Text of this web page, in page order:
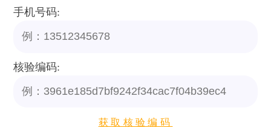
手机号码:
核验编码:
获取核验编码